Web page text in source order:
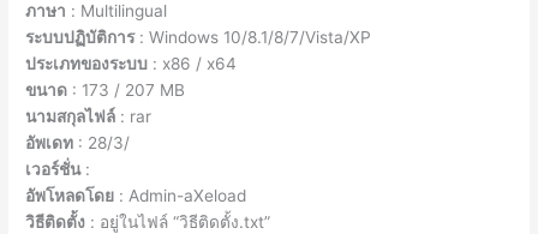
ภาษา : Multilingual
ระบบปฏิบัติการ: Windows 10/8.1/8/7/Vista/XP
ประเภทของระบบ : x86 / x64
ขนาด : 173 / 207 MB
นามสกุลไฟล์ : rar
อัพเดท : 28/3/
เวอร์ชั่น:
อัพโหลดโดย : Admin-aXeload
วิธีติดตั้ง : อยู่ในไฟล์ “วิธีติดตั้ง.txt”